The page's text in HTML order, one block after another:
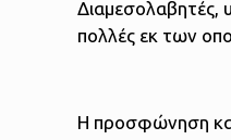
Διαμεσολαβητές,
πολλές εκ των
Η προσφώνηση